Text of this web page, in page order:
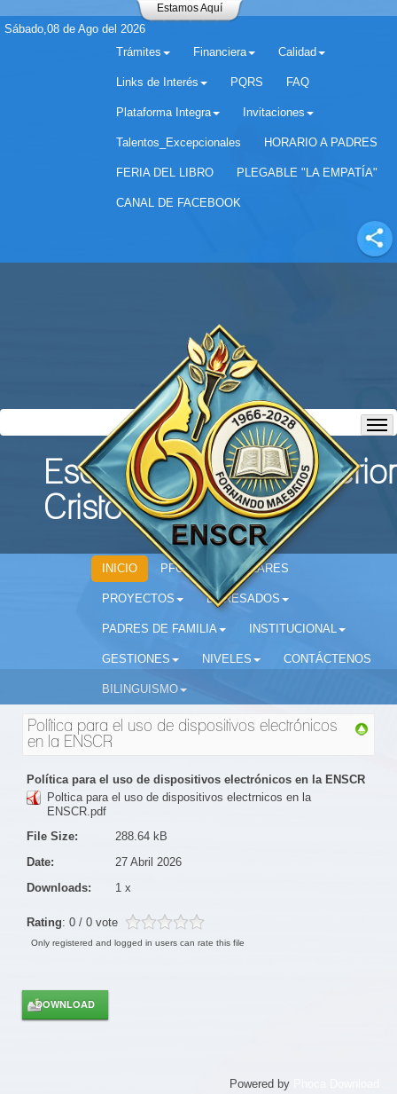
Estamos Aquí
Sábado,08 de Ago del 2026
Trámites
Financiera Calidad
Links de Interés PQRS FAQ
Plataforma Integra Invitaciones
Talentos_Excepcionales HORARIO A PADRES
FERIA DEL LIBRO PLEGABLE "LA EMPATÍA"
CANAL DE FACEBOOK
Escuela Normal Superior
Cristo Rey
INICIO PFC CIRCULARES
PROYECTOS EGRESADOS
PADRES DE FAMILIA INSTITUCIONAL
GESTIONES NIVELES CONTÁCTENOS
BILINGUISMO
Política para el uso de dispositivos electrónicos
en la ENSCR
Política para el uso de dispositivos electrónicos en la ENSCR
Poltica para el uso de dispositivos electrnicos en la
ENSCR.pdf
File Size:
288.64 kB
Date:
27 Abril 2026
Downloads:
1 x
Rating: 0 / 0 vote
Only registered and logged in users can rate this file
Powered by